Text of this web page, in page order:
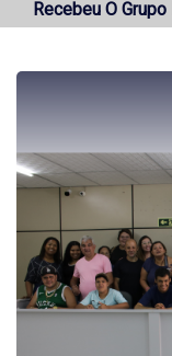
Recebeu O